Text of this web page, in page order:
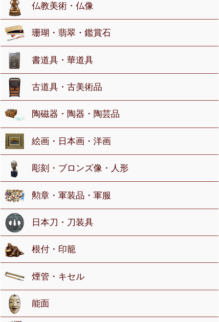
仏教美術・仏像
珊瑚・翡翠・鑑賞石
書道具・華道具
古道具・古美術品
陶磁器・陶器・陶芸品
絵画・日本画・洋画
彫刻・ブロンズ像・人形
勲章・軍装品・軍服
日本刀・刀装具
根付・印籠
煙管・キセル
能面